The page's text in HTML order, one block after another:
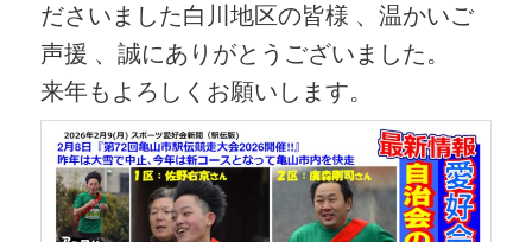
ださいました白川地区の皆様 、温かいご
声援 、誠にありがとうございました。
来年もよろしくお願いします。